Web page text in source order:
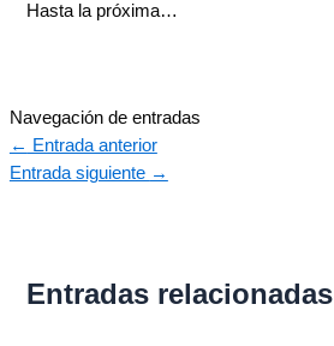
Hasta la próxima…
Navegación de entradas
← Entrada anterior
Entrada siguiente →
Entradas relacionadas